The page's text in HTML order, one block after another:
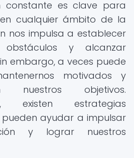
constante es clave para
cualquier ámbito de la
nos impulsa a establecer
obstáculos y alcanzar
embargo, a veces puede
motivados y
nuestros objetivos.
existen estrategias
ayudar a impulsar
y lograr nuestros